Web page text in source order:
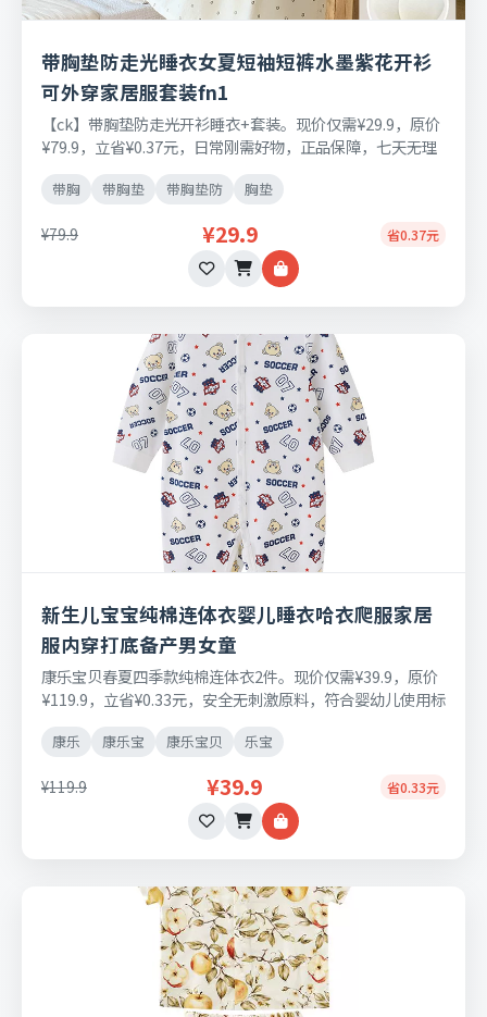
带胸垫防走光睡衣女夏短袖短裤水墨紫花开衫
可外穿家居服套装fn1
【ck】带胸垫防走光开衫睡衣+套装。现价仅需¥29.9，原价
¥79.9，立省¥0.37元，日常刚需好物，正品保障，七天无理
带胸 带胸垫 带胸垫防 胸垫
¥79.9 ¥29.9 省0.37元
新生儿宝宝纯棉连体衣婴儿睡衣哈衣爬服家居
服内穿打底备产男女童
康乐宝贝春夏四季款纯棉连体衣2件。现价仅需¥39.9，原价
¥119.9，立省¥0.33元，安全无刺激原料，符合婴幼儿使用标
康乐 康乐宝 康乐宝贝 乐宝
¥119.9 ¥39.9 省0.33元